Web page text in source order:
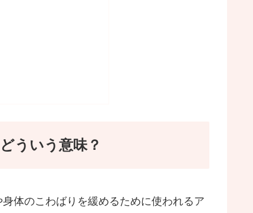
ういう意味？
身体のこわばりを緩めるために使われるア